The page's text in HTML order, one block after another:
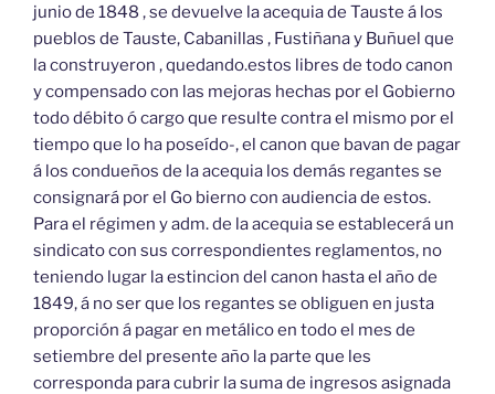
junio de 1848 , se devuelve la acequia de Tauste á los
pueblos de Tauste, Cabanillas , Fustiñana y Buñuel que
la construyeron , quedando.estos libres de todo canon
y compensado con las mejoras hechas por el Gobierno
todo débito ó cargo que resulte contra el mismo por el
tiempo que lo ha poseído-, el canon que bavan de pagar
á los condueños de la acequia los demás regantes se
consignará por el Go bierno con audiencia de estos.
Para el régimen y adm. de la acequia se establecerá un
sindicato con sus correspondientes reglamentos, no
teniendo lugar la estincion del canon hasta el año de
1849, á no ser que los regantes se obliguen en justa
proporción á pagar en metálico en todo el mes de
setiembre del presente año la parte que les
corresponda para cubrir la suma de ingresos asignada